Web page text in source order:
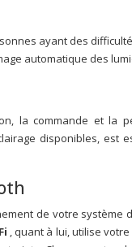
ayant des
automatique des
la commande et la
disponibles,
de votre système
, quant à lui, utilise